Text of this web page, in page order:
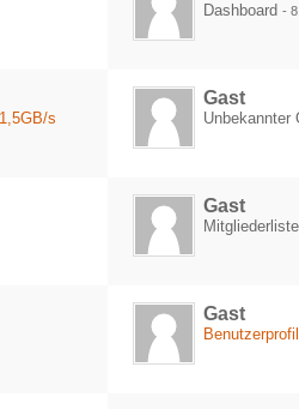
Dashboard-
s
Gast
Unbekannter
Gast
Gast